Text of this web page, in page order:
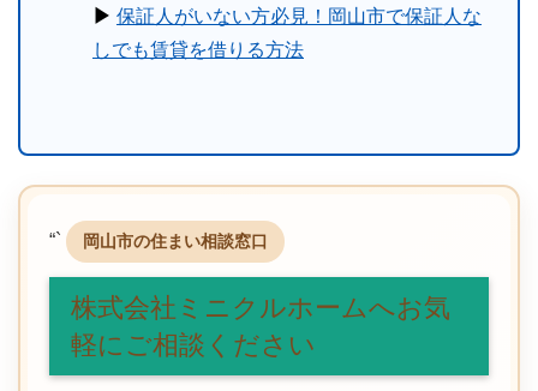
▶︎ 保証人がいない方必見！岡山市で保証人な
しでも賃貸を借りる方法
“` 岡山市の住まい相談窓口
株式会社ミニクルホームへお気
軽にご相談ください